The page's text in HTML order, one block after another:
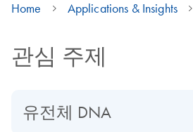
Home Applications & Insights
관심 주제
유전체 DNA